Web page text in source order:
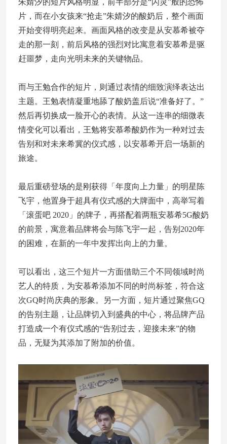
朱婧汐的短片风格明显，前半部分是“闪灵”般的恐怖
片，而在小女孩来“抢走”朱婧汐的酸奶后，整个画面
开始变得明亮起来。画面风格的改变是从安慕希被夺
走的那一刻，前后风格的强烈对比寓意着安慕希是驱
赶噩梦，走向光明未来的关键物品。
而与王勉合作的短片，则通过表情的细致演绎表达出
主题。王勉表情凝重地舔了酸奶盖后说“准备好了。”
然后再切换成一脸开心的表情。从这一连串的细微表
情变化可以看出，王勉将安慕希酸奶作为一种对过去
告别和对未来希冀的仪式感，以安慕希开启一场新的
旅途。
最后重磅登场的是刚获得「年度向上力量」的明星陈
飞宇，他置身于超具有仪式感的大牌面中，高举写着
「滚蛋吧 2020」的牌子，再搭配着两瓶安慕希5G酸奶
的前景，寓意着品牌将会与陈飞宇一起，告别2020年
的困难，在新的一年中发挥出向上的力量。
可以看出，这三个短片一方面借助三个不同领域时尚
艺人的特质，为安慕希添加不同的时尚标签，符合这
次GQ时尚庆典的形象。另一方面，短片通过聚焦GQ
的告别主题，让品牌切入到盛典的中心，将品牌产品
打造成一个有仪式感的“告别过去，迎接未来”的物
品，无疑为其添加了附加的价值。